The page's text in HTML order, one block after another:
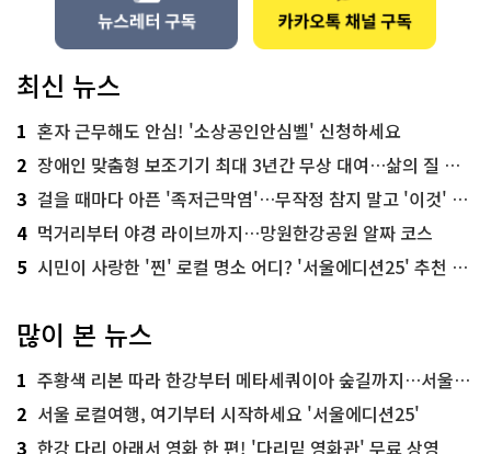
최신 뉴스
1 혼자 근무해도 안심! '소상공인안심벨' 신청하세요
2 장애인 맞춤형 보조기기 최대 3년간 무상 대여…삶의 질 높인다
3 걸을 때마다 아픈 '족저근막염'…무작정 참지 말고 '이것' 해보세요!
4 먹거리부터 야경 라이브까지…망원한강공원 알짜 코스
5 시민이 사랑한 '찐' 로컬 명소 어디? '서울에디션25' 추천 코스
많이 본 뉴스
1 주황색 리본 따라 한강부터 메타세쿼이아 숲길까지…서울둘레길 15코스
2 서울 로컬여행, 여기부터 시작하세요 '서울에디션25'
3 한강 다리 아래서 영화 한 편! '다리밑 영화관' 무료 상영